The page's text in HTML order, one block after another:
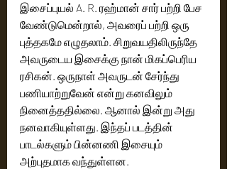
இசைப்புயல் A. R. ரஹ்மான் சார் பற்றி பேச
வேண்டுமென்றால், அவரைப் பற்றி ஒரு
புத்தகமே எழுதலாம். சிறுவயதிலிருந்தே
அவருடைய இசைக்கு நான் மிகப்பெரிய
ரசிகன். ஒருநாள் அவருடன் சேர்ந்து
பணியாற்றுவேன் என்று கனவிலும்
நினைத்ததில்லை. ஆனால் இன்று அது
நனவாகியுள்ளது. இந்தப் படத்தின்
பாடல்களும் பின்னணி இசையும்
அற்புதமாக வந்துள்ளன.